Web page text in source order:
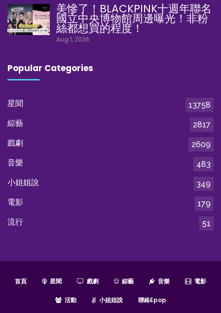
美慘了！BLACKPINK十週年聯名
國立中央博物館周邊曝光！非粉
絲都想買的程度！
Aug 1, 2026
Popular Categories
星聞
13758
綜藝
2817
戲劇
2609
音樂
483
小姐姐說
349
電影
179
流行
51
首頁 星聞 戲劇 綜藝 音樂 電影
活動 小姐姐說 聯絡epop